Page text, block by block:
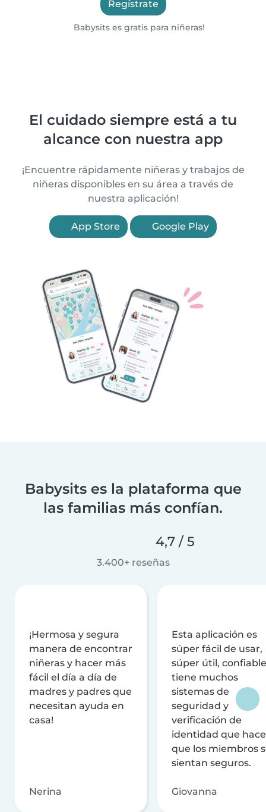
Regístrate
Babysits es gratis para niñeras!
El cuidado siempre está a tu
alcance con nuestra app
¡Encuentre rápidamente niñeras y trabajos de
niñeras disponibles en su área a través de
nuestra aplicación!
App Store Google Play
Babysits es la plataforma que
las familias más confían.
4,7 / 5
3.400+ reseñas
¡Hermosa y segura
manera de encontrar
niñeras y hacer más
fácil el día a día de
madres y padres que
necesitan ayuda en
casa!
Nerina
Esta aplicación es
súper fácil de usar,
súper útil,
tiene muchos
sistemas de
seguridad y
verificación de
identidad que
que los miembros
sientan seguros.
Giovanna